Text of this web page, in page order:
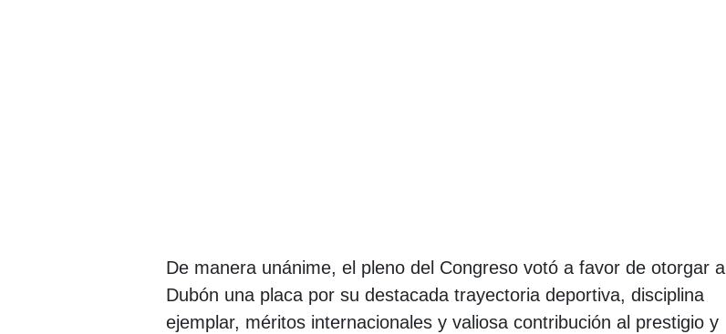
De manera unánime, el pleno del Congreso votó a favor de otorgar a
Dubón una placa por su destacada trayectoria deportiva, disciplina
ejemplar, méritos internacionales y valiosa contribución al prestigio y